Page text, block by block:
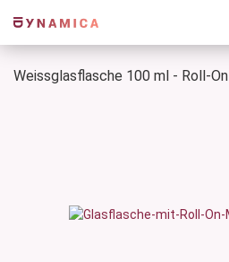
Weissglasflasche 100 ml - Roll-On